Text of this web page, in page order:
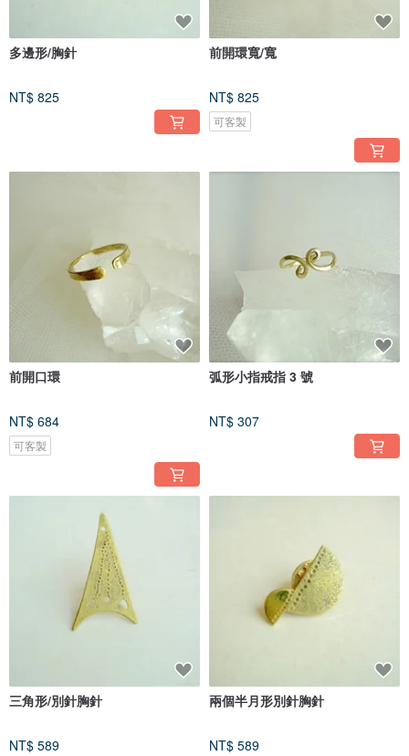
多邊形/胸針
NT$ 825
前開環寬/寬
NT$ 825
可客製
前開口環
NT$ 684
可客製
弧形小指戒指 3 號
NT$ 307
三角形/別針胸針
NT$ 589
兩個半月形別針胸針
NT$ 589